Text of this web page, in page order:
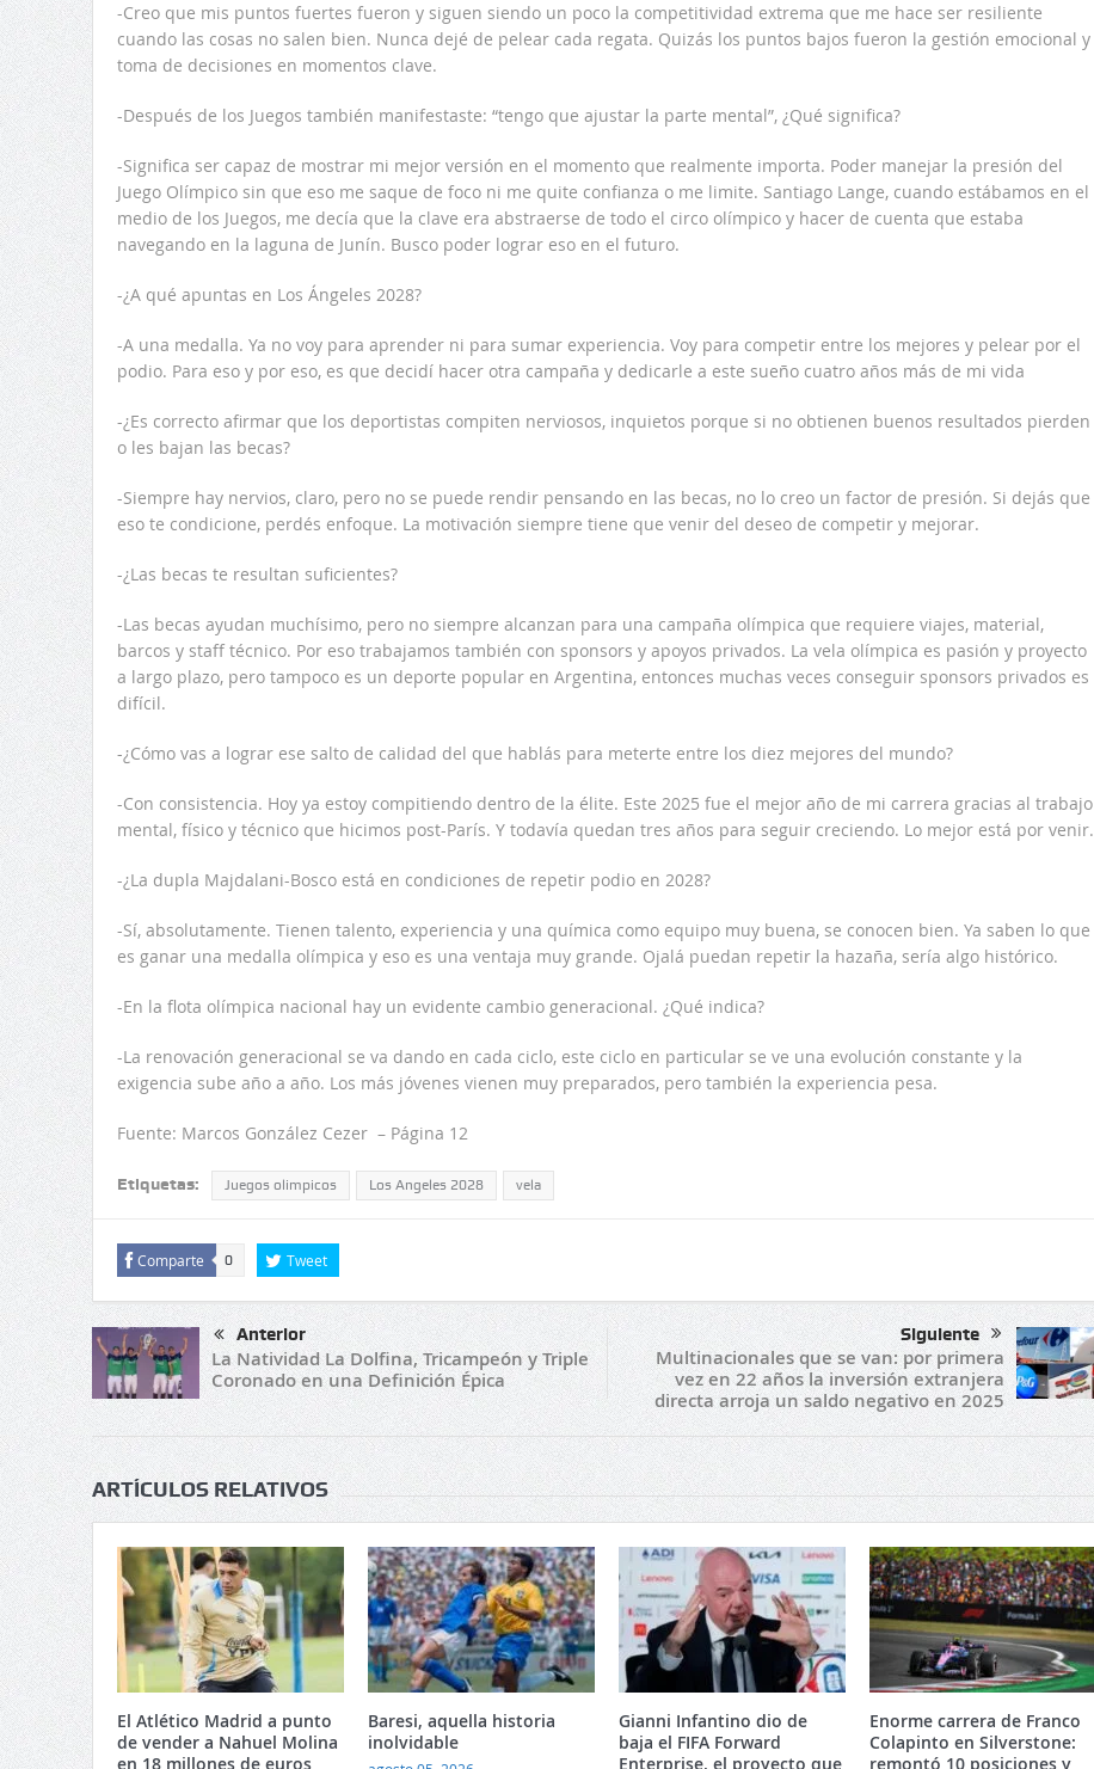
-Creo que mis puntos fuertes fueron y siguen siendo un poco la competitividad extrema que me hace ser resiliente
cuando las cosas no salen bien. Nunca dejé de pelear cada regata. Quizás los puntos bajos fueron la gestión emocional y
toma de decisiones en momentos clave.
-Después de los Juegos también manifestaste: “tengo que ajustar la parte mental”, ¿Qué significa?
-Significa ser capaz de mostrar mi mejor versión en el momento que realmente importa. Poder manejar la presión del
Juego Olímpico sin que eso me saque de foco ni me quite confianza o me limite. Santiago Lange, cuando estábamos en el
medio de los Juegos, me decía que la clave era abstraerse de todo el circo olímpico y hacer de cuenta que estaba
navegando en la laguna de Junín. Busco poder lograr eso en el futuro.
-¿A qué apuntas en Los Ángeles 2028?
-A una medalla. Ya no voy para aprender ni para sumar experiencia. Voy para competir entre los mejores y pelear por el
podio. Para eso y por eso, es que decidí hacer otra campaña y dedicarle a este sueño cuatro años más de mi vida
-¿Es correcto afirmar que los deportistas compiten nerviosos, inquietos porque si no obtienen buenos resultados pierden
o les bajan las becas?
-Siempre hay nervios, claro, pero no se puede rendir pensando en las becas, no lo creo un factor de presión. Si dejás que
eso te condicione, perdés enfoque. La motivación siempre tiene que venir del deseo de competir y mejorar.
-¿Las becas te resultan suficientes?
-Las becas ayudan muchísimo, pero no siempre alcanzan para una campaña olímpica que requiere viajes, material,
barcos y staff técnico. Por eso trabajamos también con sponsors y apoyos privados. La vela olímpica es pasión y proyecto
a largo plazo, pero tampoco es un deporte popular en Argentina, entonces muchas veces conseguir sponsors privados es
difícil.
-¿Cómo vas a lograr ese salto de calidad del que hablás para meterte entre los diez mejores del mundo?
-Con consistencia. Hoy ya estoy compitiendo dentro de la élite. Este 2025 fue el mejor año de mi carrera gracias al trabajo
mental, físico y técnico que hicimos post-París. Y todavía quedan tres años para seguir creciendo. Lo mejor está por venir.
-¿La dupla Majdalani-Bosco está en condiciones de repetir podio en 2028?
-Sí, absolutamente. Tienen talento, experiencia y una química como equipo muy buena, se conocen bien. Ya saben lo que
es ganar una medalla olímpica y eso es una ventaja muy grande. Ojalá puedan repetir la hazaña, sería algo histórico.
-En la flota olímpica nacional hay un evidente cambio generacional. ¿Qué indica?
-La renovación generacional se va dando en cada ciclo, este ciclo en particular se ve una evolución constante y la
exigencia sube año a año. Los más jóvenes vienen muy preparados, pero también la experiencia pesa.
Fuente: Marcos González Cezer – Página 12
Etiquetas: Juegos olimpicos Los Angeles 2028 vela
Comparte 0 Tweet
Anterior
La Natividad La Dolfina, Tricampeón y Triple
Coronado en una Definición Épica
Siguiente
Multinacionales que se van: por primera
vez en 22 años la inversión extranjera
directa arroja un saldo negativo en 2025
ARTÍCULOS RELATIVOS
El Atlético Madrid a punto
de vender a Nahuel Molina
en 18 millones de euros
Baresi, aquella historia
inolvidable
Gianni Infantino dio de
baja el FIFA Forward
Enterprise, el proyecto que
Enorme carrera de Franco
Colapinto en Silverstone:
remontó 10 posiciones y